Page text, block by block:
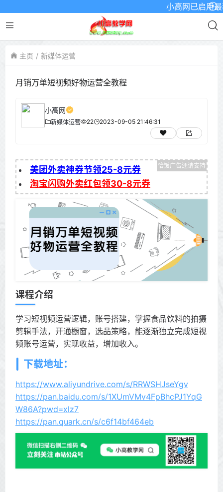
小高网已启用最
主页 新媒体运营
月销万单短视频好物运营全教程
小高网
新媒体运营 22 2023-09-05 21:46:31
美团外卖神券节领25-8元券
淘宝闪购外卖红包领30-8元券
课程介绍
学习短视频运营逻辑，账号搭建，掌握食品饮料的拍摄
剪辑手法，开通橱窗，选品策略，能逐渐独立完成短视
频账号运营，实现收益，增加收入。
下载地址：
https://www.aliyundrive.com/s/RRWSHJseYgv
https://pan.baidu.com/s/1XUmVMv4FpBhcPJ1YqG
W86A?pwd=xlz7
https://pan.quark.cn/s/c6f14bf464eb